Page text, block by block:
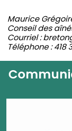
Maurice
Conseil des
Courriel :
Téléphone : 418